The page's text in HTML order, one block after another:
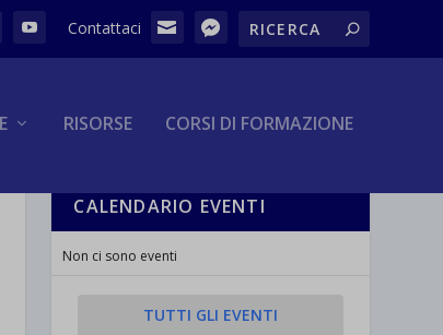
RISORSE CORSI DI FORMAZIONE
CALENDARIO EVENTI
Non ci sono eventi
TUTTI GLI EVENTI